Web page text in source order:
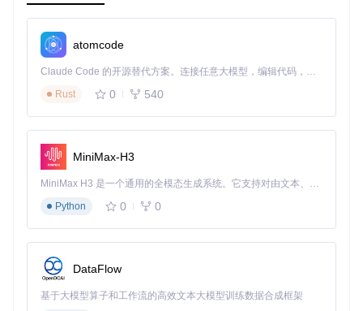
1. 环境准备阶段
在执行重置操作前，需完成以下准备工作：
# 克隆项目仓库
# 进入项目目录
cd cursor-free-everyday
# 检查系统依赖（以Rust环境为例）
[!NOTE] 确保已关闭所有Cursor相关进程，包括后台运行
重置过程中出现资源冲突。
2. 执行重置阶段
完成环境准备后，执行以下步骤进行额度重置：
atomcode
Claude Code 的开源替代方案。连接任意大模型，编辑代码，运行命令，自动验证 — 全自动执行。用 Rust 构建，极致性能。 ｜ An open-source alternative to Claude Code. Connect any LLM, edit code, run commands, and verify changes — autonomously. Built in Rust for speed. Get Started
Rust
0 540
MiniMax-H3
MiniMax H3 是一个通用的全模态生成系统。它支持对由文本、图像、视频和音频组成的多模态上下文进行统一理解，并能生成分辨率高达 2K、时长可达 15 秒的带原生立体声音频的视频。得益于面向任务泛化的系统设计，H3 在预训练阶段就已具备广泛的多模态上下文理解与生成能力，能够出色地执行复杂的多模态指令。
Python
0 0
DataFlow
基于大模型算子和工作流的高效文本大模型训练数据合成框架